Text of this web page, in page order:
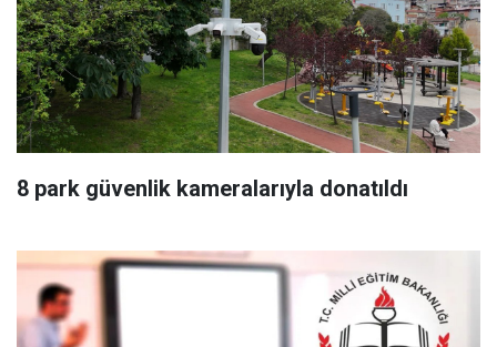
8 park güvenlik kameralarıyla donatıldı